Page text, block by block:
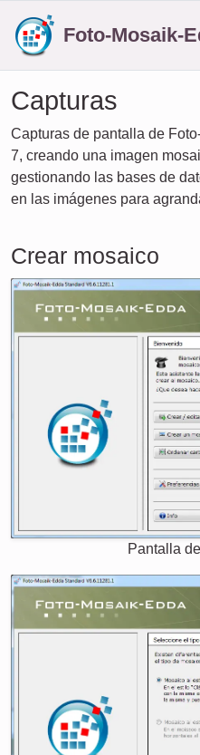
Foto-Mosaik-
Capturas
Capturas de pantalla de
7, creando una imagen
gestionando las bases de
en las imágenes para
Crear mosaico
Pantalla